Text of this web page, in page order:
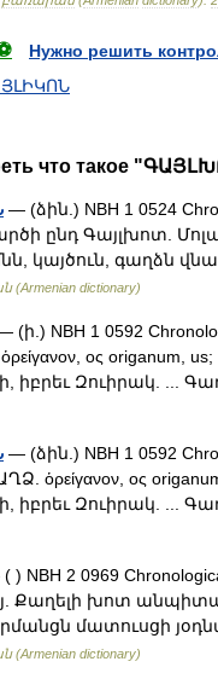
Нужно решить
что такое
— (ձին.) NBH 1 0524
ընդ Գայլխոտ.
կայծուն, գաղձն
dictionary)
(ի.) NBH 1 0592
ος origanum,
իբրեւ Զուիրակ. ...
— (ձին.) NBH 1 0592
ὁρείγανον, ος
իբրեւ Զուիրակ. ...
) NBH 2 0969
Քաղելի խոտ
մատուսցի
dictionary)